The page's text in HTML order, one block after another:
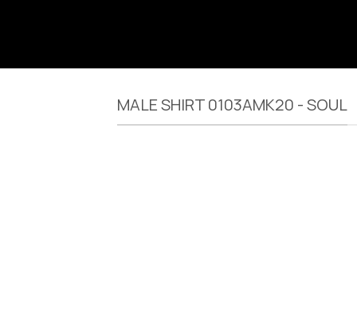
MALE SHIRT 0103AMK20 - SOUL